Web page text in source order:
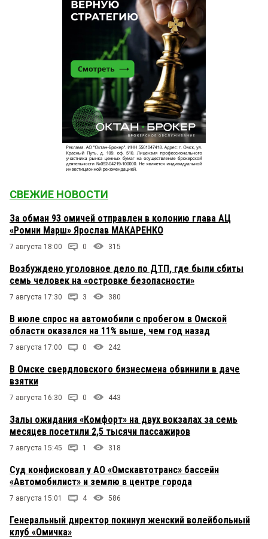
СВЕЖИЕ НОВОСТИ
За обман 93 омичей отправлен в колонию глава АЦ
«Ромни Марш» Ярослав МАКАРЕНКО
7 августа 18:00 0 315
Возбуждено уголовное дело по ДТП, где были сбиты
семь человек на «островке безопасности»
7 августа 17:30 3 380
В июле спрос на автомобили с пробегом в Омской
области оказался на 11% выше, чем год назад
7 августа 17:00 0 242
В Омске свердловского бизнесмена обвинили в даче
взятки
7 августа 16:30 0 443
Залы ожидания «Комфорт» на двух вокзалах за семь
месяцев посетили 2,5 тысячи пассажиров
7 августа 15:45 1 318
Суд конфисковал у АО «Омскавтотранс» бассейн
«Автомобилист» и землю в центре города
7 августа 15:01 4 586
Генеральный директор покинул женский волейбольный
клуб «Омичка»